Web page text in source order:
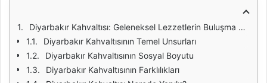
Diyarbakır Kahvaltısı: Geleneksel Lezzetlerin Buluşma Noktası
Diyarbakır Kahvaltısının Temel Unsurları
Diyarbakır Kahvaltısının Sosyal Boyutu
Diyarbakır Kahvaltısının Farklılıkları